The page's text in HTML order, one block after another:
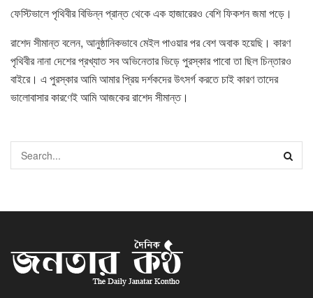
ফেস্টিভালে পৃথিবীর বিভিন্ন প্রান্ত থেকে এক হাজারেরও বেশি ফিকশন জমা পড়ে।
রাশেদ সীমান্ত বলেন, আনুষ্ঠানিকভাবে মেইল পাওয়ার পর বেশ অবাক হয়েছি। কারণ
পৃথিবীর নানা দেশের প্রখ্যাত সব অভিনেতার ভিড়ে পুরস্কার পাবো তা ছিল চিন্তারও
বাইরে। এ পুরস্কার আমি আমার প্রিয় দর্শকদের উৎসর্গ করতে চাই কারণ তাদের
ভালোবাসার কারণেই আমি আজকের রাশেদ সীমান্ত।